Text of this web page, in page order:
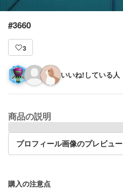
#3660
3
いいね!している人
商品の説明
プロフィール画像のプレビュー
購入の注意点